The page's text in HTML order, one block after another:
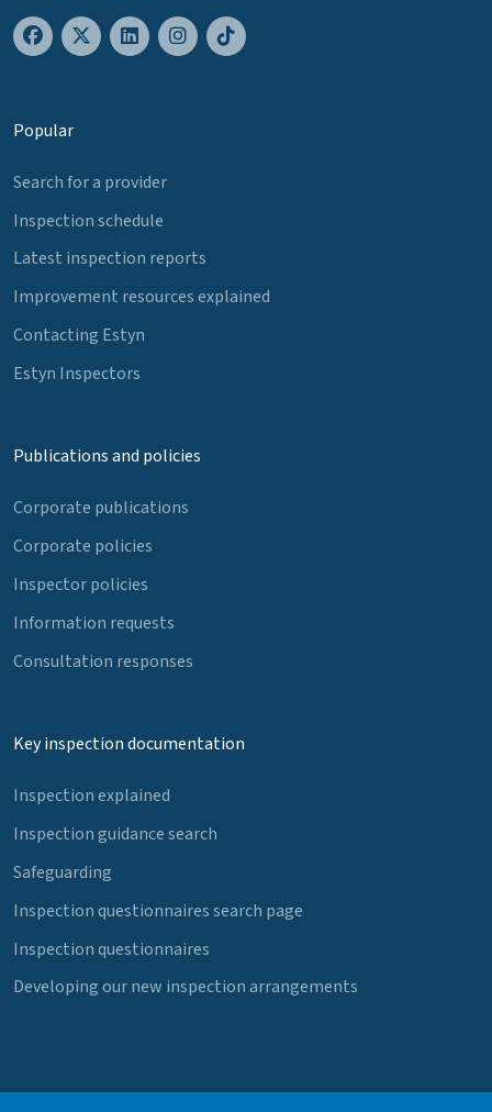
Popular
Search for a provider
Inspection schedule
Latest inspection reports
Improvement resources explained
Contacting Estyn
Estyn Inspectors
Publications and policies
Corporate publications
Corporate policies
Inspector policies
Information requests
Consultation responses
Key inspection documentation
Inspection explained
Inspection guidance search
Safeguarding
Inspection questionnaires search page
Inspection questionnaires
Developing our new inspection arrangements